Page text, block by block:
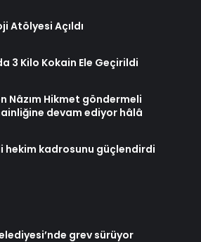
Atölyesi Açıldı
3 Kilo Kokain Ele Geçirildi
Nâzım Hikmet göndermeli
devam ediyor hâlâ
hekim kadrosunu güçlendirdi
grev sürüyor